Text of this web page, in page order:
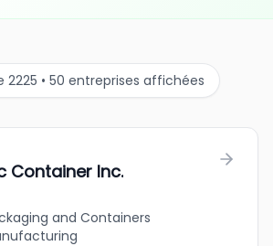
2225 • 50 entreprises affichées
Container Inc.
and Containers